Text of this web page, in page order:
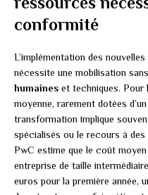
conformité
L’implémentation des
nécessite une mobilisation
humaines et techniques. Pour
moyenne, rarement dotées
transformation implique
spécialisés ou le recours à
PwC estime que le coût
entreprise de taille
euros pour la première année,